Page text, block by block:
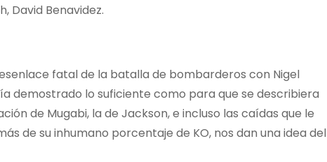
David Benavidez.
fatal de la batalla de bombarderos con Nigel
demostrado lo suficiente como para que se describiera
de Mugabi, la de Jackson, e incluso las caídas que le
de su inhumano porcentaje de KO, nos dan una idea del